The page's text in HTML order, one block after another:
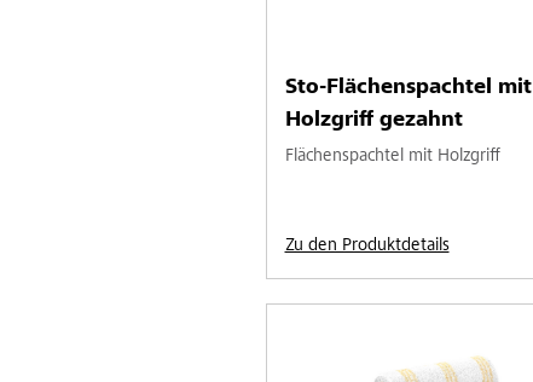
Sto-Flächenspachtel mit
Holzgriff gezahnt
Flächenspachtel mit Holzgriff
Zu den Produktdetails